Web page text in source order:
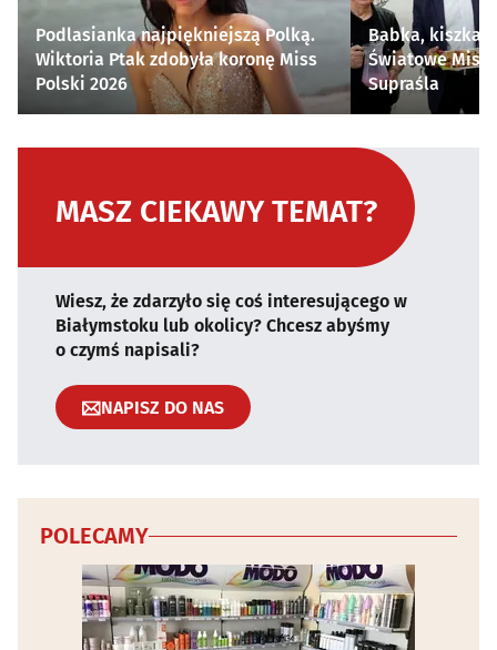
Podlasianka najpiękniejszą Polką.
Wiktoria Ptak zdobyła koronę Miss
Polski 2026
Babka, kiszka i
Światowe
Supraśla
MASZ CIEKAWY TEMAT?
Wiesz, że zdarzyło się coś interesującego w
Białymstoku lub okolicy? Chcesz abyśmy
o czymś napisali?
NAPISZ DO NAS
POLECAMY